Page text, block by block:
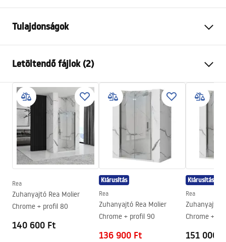
Tulajdonságok
Felszerelés
Szín
Króm
Kifolyócső típusa
Forgatható
Anyag
Kifolyó tartomány
145mm
Magasság
110
mm
Bevonási technológia
Chrome plating
Csatlakozás átmérője
1/2 col
A vízcsatlakozások távolsága
5 Év
Letöltendő fájlok (2)
Telepítési utasítások
Faucet.pdf
Garanciális feltételek
Warranty_Terms_and_Conditions_Faucets_-_5.pdf
Rea
Zuhanyajtó Rea Molier
Chrome + profil 80
140 600 Ft
Kiárusítás
Rea
Zuhanyajtó Rea Molier
Chrome + profil 90
136 900 Ft
Kiárusítás
Rea
Zuhanyajtó
Chrome +
151 000